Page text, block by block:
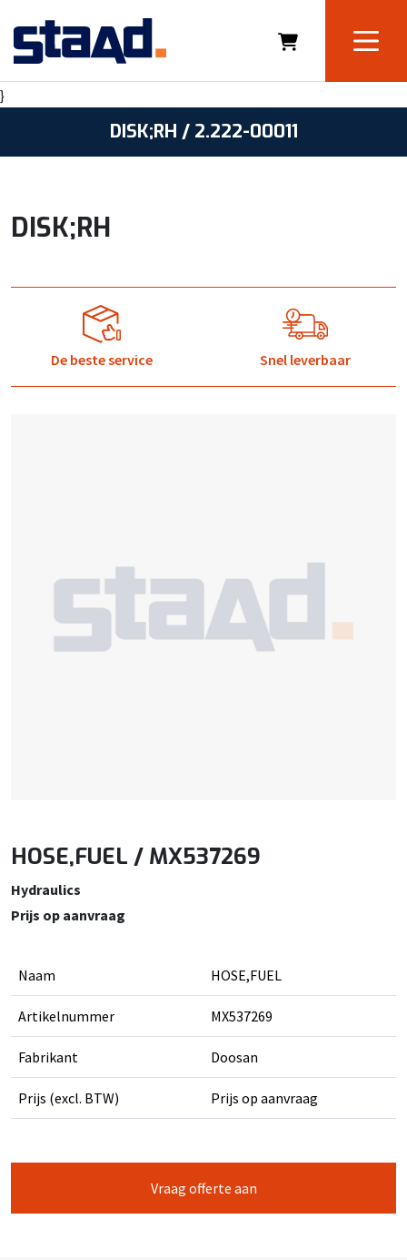
}
DISK;RH / 2.222-00011
DISK;RH
De beste service Snel leverbaar
HOSE,FUEL / MX537269
Hydraulics
Prijs op aanvraag
Naam HOSE,FUEL
Artikelnummer MX537269
Fabrikant Doosan
Prijs (excl. BTW) Prijs op aanvraag
Vraag offerte aan